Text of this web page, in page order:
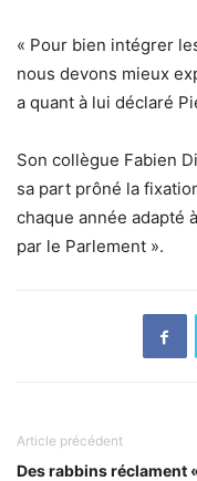
« Pour bien intégrer
nous devons mieux
a quant à lui déclaré
Son collègue Fabien
sa part prôné la
chaque année adapté
par le Parlement ».
Article précédent
Des rabbins réclament